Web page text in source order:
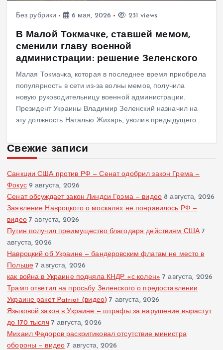
Без рубрики 6 мая, 2026 231 views
В Малой Токмачке, ставшей мемом,
сменили главу военной
администрации: решение Зеленского
Малая Токмачка, которая в последнее время приобрела
популярность в сети из-за волны мемов, получила
новую руководительницу военной администрации.
Президент Украины Владимир Зеленский назначил на
эту должность Наталью Жихарь, уволив предыдущего…
Свежие записи
Санкции США против РФ — Сенат одобрил закон Грема —
Фокус 9 августа, 2026
Сенат обсуждает закон Линдси Грэма — видео 8 августа, 2026
Заявление Навроцкого о москалях не понравилось РФ —
видео 7 августа, 2026
Путин получил преимущество благодаря действиям США 7
августа, 2026
Навроцкий об Украине — бандеровским флагам не место в
Польше 7 августа, 2026
как война в Украине подняла КНДР «с колен» 7 августа, 2026
Трамп ответил на просьбу Зеленского о предоставлении
Украине ракет Patriot (видео) 7 августа, 2026
Языковой закон в Украине — штрафы за нарушение вырастут
до 170 тысяч 7 августа, 2026
Михаил Федоров раскритиковал отсутствие министра
обороны — видео 7 августа, 2026